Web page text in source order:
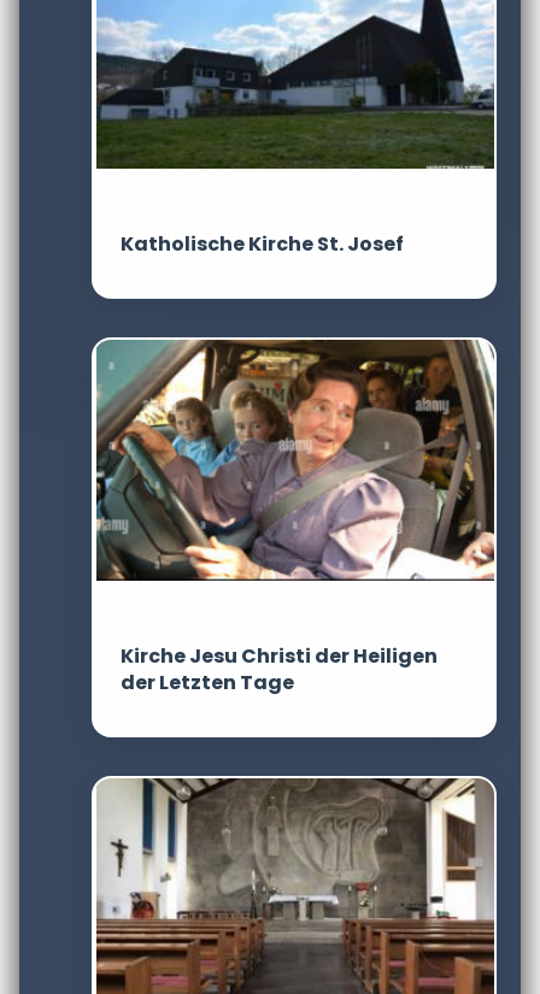
Katholische Kirche St. Josef
Kirche Jesu Christi der Heiligen
der Letzten Tage